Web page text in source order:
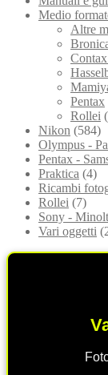
Medio
Altre
Pentax
Rollei
Nikon (584)
Olympus -
Pentax -
Praktica (4)
Ricambi
Rollei (7)
Sony -
Vari oggetti